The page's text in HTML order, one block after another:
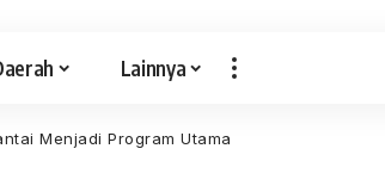
Lainnya
Menjadi Program Utama